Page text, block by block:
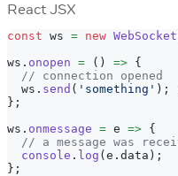
React JSX
const ws = new WebSocket
ws . onopen = ( ) => {
// connection opened
  ws
. send ( 'something' ) ;
} ;
ws . onmessage = e => {
// a message was
console . log (e . data ) ;
} ;